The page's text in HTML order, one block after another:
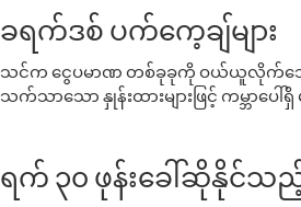
ခရက်ဒစ် ပက်ကေ့ချ်များ
သင်က ငွေပမာဏ တစ်ခုခုကို ဝယ်ယူလိုက်သေ
သက်သာသော နှုန်းထားများဖြင့် ကမ္ဘာပ
ရက် ၃၀ ဖုန်းခေါ်ဆိုနိုင်သ